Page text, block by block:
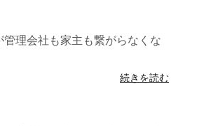
理会社も家主も繋がらなくな
続きを読む